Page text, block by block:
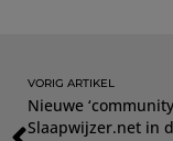
VORIG ARTIKEL
Nieuwe
Slaapwijzer.net in